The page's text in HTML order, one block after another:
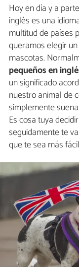
Hoy en día y a
inglés es una
multitud de países
queramos elegir
mascotas.
pequeños en
un significado
nuestro animal de
simplemente
Es cosa tuya
seguidamente te
que te sea más